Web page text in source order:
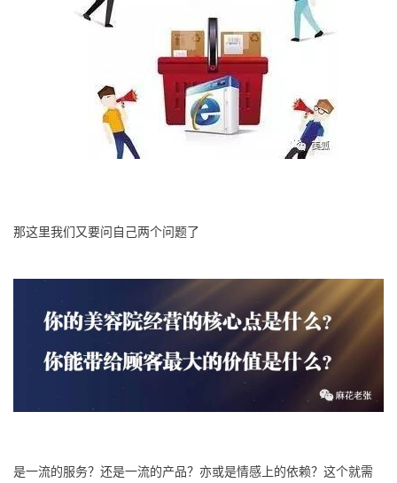
那这里我们又要问自己两个问题了
是一流的服务？还是一流的产品？亦或是情感上的依赖？这个就需